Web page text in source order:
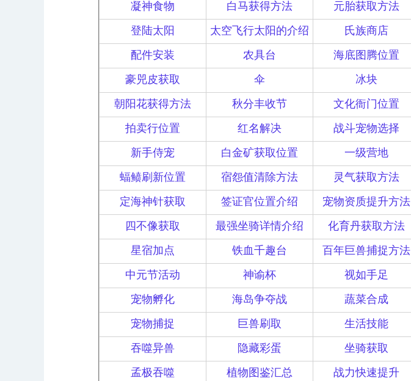
凝神食物 白马获得方法 元胎获取方法
登陆太阳
太空飞行太阳的介绍 氏族商店
配件安装
农具台 海底图腾位置
豪兕皮获取
伞 冰块
朝阳花获得方法
秋分丰收节 文化衙门位置
拍卖行位置
红名解决 战斗宠物选择
新手侍宠
白金矿获取位置 一级营地
蝠鲼刷新位置
宿怨值清除方法 灵气获取方法
定海神针获取
签证官位置介绍 宠物资质提升方法
四不像获取
最强坐骑详情介绍 化育丹获取方法
星宿加点
铁血千趣台 百年巨兽捕捉方法
中元节活动
神谕杯 视如手足
宠物孵化
海岛争夺战 蔬菜合成
宠物捕捉
巨兽刷取 生活技能
吞噬异兽
隐藏彩蛋 坐骑获取
孟极吞噬
植物图鉴汇总 战力快速提升